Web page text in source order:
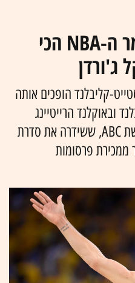
עכשיו זה רשמי: גמר ה-NBA הכי
ג'ורדן
סטייט-קליבלנד הופכים אותה
1998; בקליבלנד ובאוקלנד הרייטיינג
הממוצע חצה רף של 40%; רשת ABC, ששידרה את סדרת